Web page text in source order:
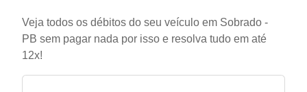
Veja todos os débitos do seu veículo em Sobrado -
PB sem pagar nada por isso e resolva tudo em até
12x!